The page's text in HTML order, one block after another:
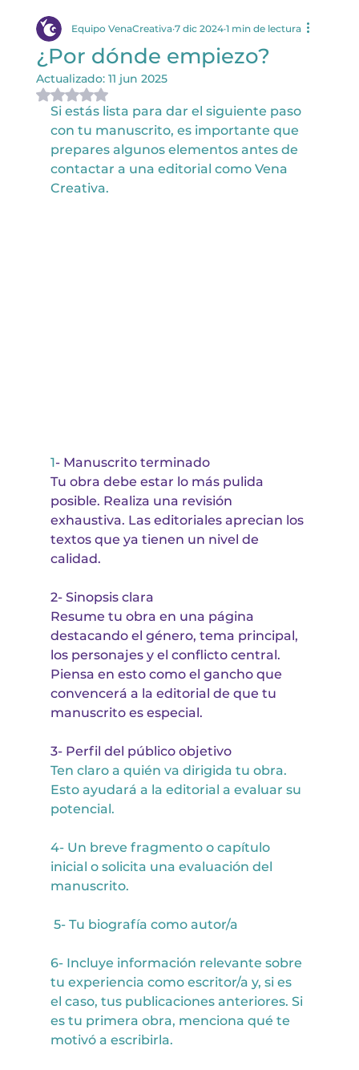
¿Por dónde empiezo?
Equipo VenaCreativa 7 dic 2024 1 min de lectura
Actualizado: 11 jun 2025
Obtuvo NaN de 5 estrellas.
Si estás lista para dar el siguiente paso
con tu manuscrito, es importante que
prepares algunos elementos antes de
contactar a una editorial como Vena
Creativa.
1- Manuscrito terminado
Tu obra debe estar lo más pulida
posible. Realiza una revisión
exhaustiva. Las editoriales aprecian los
textos que ya tienen un nivel de
calidad.
2- Sinopsis clara
Resume tu obra en una página
destacando el género, tema principal,
los personajes y el conflicto central.
Piensa en esto como el gancho que
convencerá a la editorial de que tu
manuscrito es especial.
3- Perfil del público objetivo
Ten claro a quién va dirigida tu obra.
Esto ayudará a la editorial a evaluar su
potencial.
4- Un breve fragmento o capítulo
inicial o solicita una evaluación del
manuscrito.
5- Tu biografía como autor/a
6- Incluye información relevante sobre
tu experiencia como escritor/a y, si es
el caso, tus publicaciones anteriores. Si
es tu primera obra, menciona qué te
motivó a escribirla.